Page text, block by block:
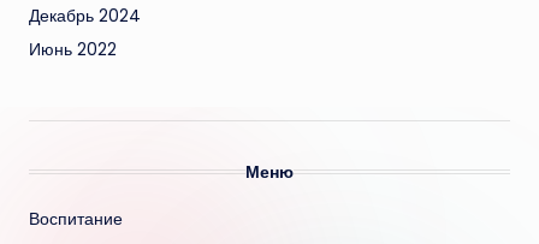
Декабрь 2024
Июнь 2022
Меню
Воспитание